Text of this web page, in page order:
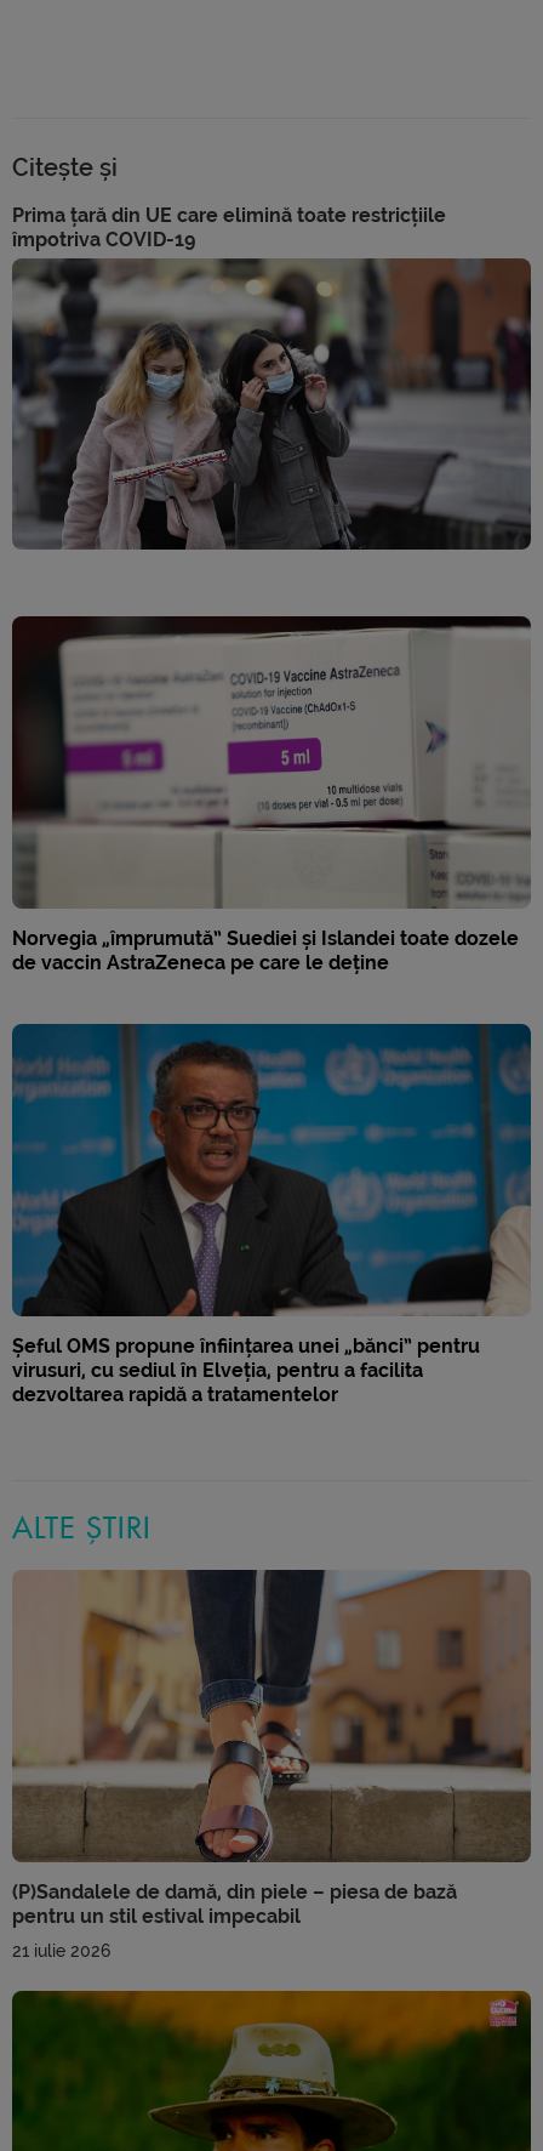
Citește și
Prima țară din UE care elimină toate restricțiile
împotriva COVID-19
Norvegia „împrumută” Suediei și Islandei toate dozele
de vaccin AstraZeneca pe care le deține
Șeful OMS propune înființarea unei „bănci” pentru
virusuri, cu sediul în Elveția, pentru a facilita
dezvoltarea rapidă a tratamentelor
ALTE ȘTIRI
(P)Sandalele de damă, din piele – piesa de bază
pentru un stil estival impecabil
21 iulie 2026